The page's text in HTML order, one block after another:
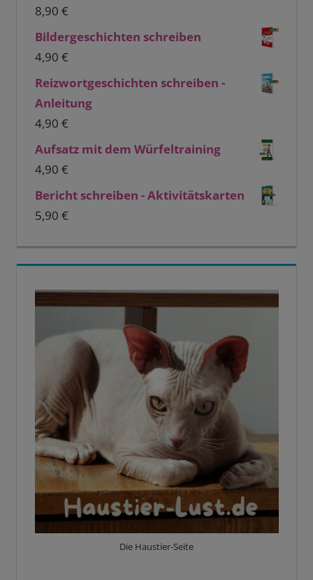
8,90 €
Bildergeschichten schreiben
4,90 €
Reizwortgeschichten schreiben -
Anleitung
4,90 €
Aufsatz mit dem Würfeltraining
4,90 €
Bericht schreiben - Aktivitätskarten
5,90 €
Die Haustier-Seite